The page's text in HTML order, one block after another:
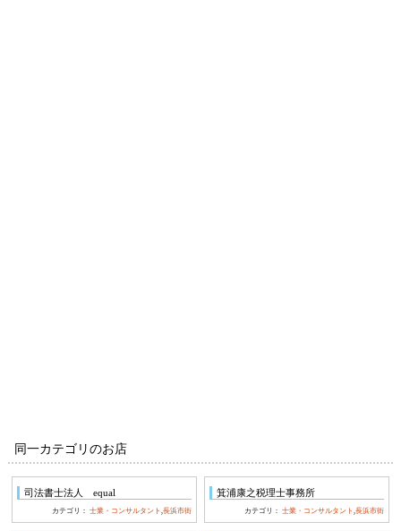
同一カテゴリのお店
司法書士法人 equal
カテゴリ：士業・コンサルタント ,長浜市街
箕浦康之税理士事務所
カテゴリ：士業・コンサルタント ,長浜市街